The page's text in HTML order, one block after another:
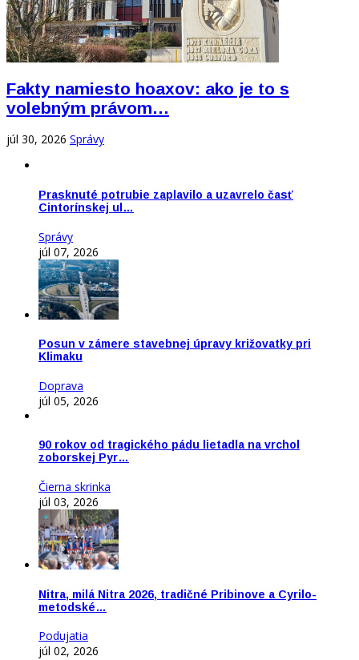
Fakty namiesto hoaxov: ako je to s
volebným právom…
júl 30, 2026 Správy
Prasknuté potrubie zaplavilo a uzavrelo časť
Cintorínskej ul…
Správy
júl 07, 2026
Posun v zámere stavebnej úpravy križovatky pri
Klimaku
Doprava
júl 05, 2026
90 rokov od tragického pádu lietadla na vrchol
zoborskej Pyr…
Čierna skrinka
júl 03, 2026
Nitra, milá Nitra 2026, tradičné Pribinove a Cyrilo-
metodské…
Podujatia
júl 02, 2026